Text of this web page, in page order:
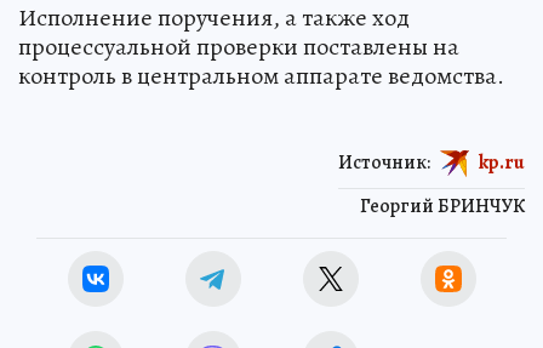
Исполнение поручения, а также ход
процессуальной проверки поставлены на
контроль в центральном аппарате ведомства.
Георгий БРИНЧУК
Источник: kp.ru